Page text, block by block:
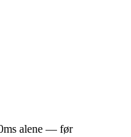
alene — før